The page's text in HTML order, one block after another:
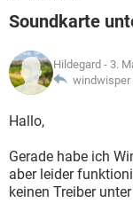
WHATSAPP
FACEBOOK
WHATSAPP
FACEBOOK
SPIELE
ANDROID
WINDOWS 10
WHATSAPP
SPIELE
ANDROID
WINDOWS 10
WHATSAPP
FACEBOOK
LEXIKON
SPIELE
WINDOWS 10
Soundkarte
Hildegard - 3.
windwisper
Hallo,
Gerade habe ich
aber leider
keinen Treiber